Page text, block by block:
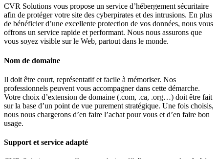
CVR Solutions vous propose un service d’hébergement sécuritaire
afin de protéger votre site des cyberpirates et des intrusions. En plus
de bénéficier d’une excellente protection de vos données, nous vous
offrons un service rapide et performant. Nous nous assurons que
vous soyez visible sur le Web, partout dans le monde.
Nom de domaine
Il doit être court, représentatif et facile à mémoriser. Nos
professionnels peuvent vous accompagner dans cette démarche.
Votre choix d’extension de domaine (.com, .ca, .org…) doit être fait
sur la base d’un point de vue purement stratégique. Une fois choisis,
nous nous chargerons d’en faire l’achat pour vous et d’en faire bon
usage.
Support et service adapté